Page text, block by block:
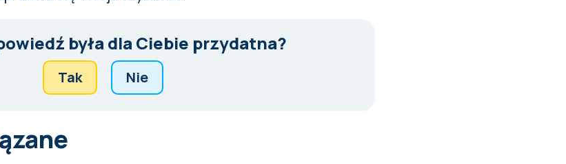
była dla Ciebie przydatna?
Tak Nie